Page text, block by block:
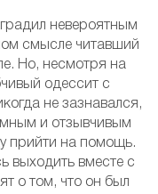
невероятным
смысле читавший
Но, несмотря на
одессит с
не зазнавался,
и отзывчивым
прийти на помощь.
выходить вместе с
о том, что он был